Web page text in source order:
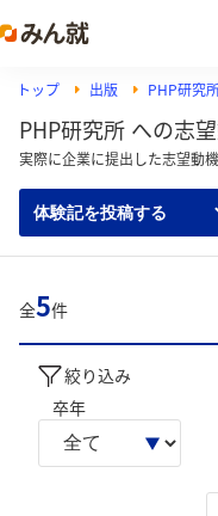
トップ 出版 PHP研究
PHP研究所 への志
実際に企業に提出した志望動機
体験記を投稿する
全5件
絞り込み
卒年